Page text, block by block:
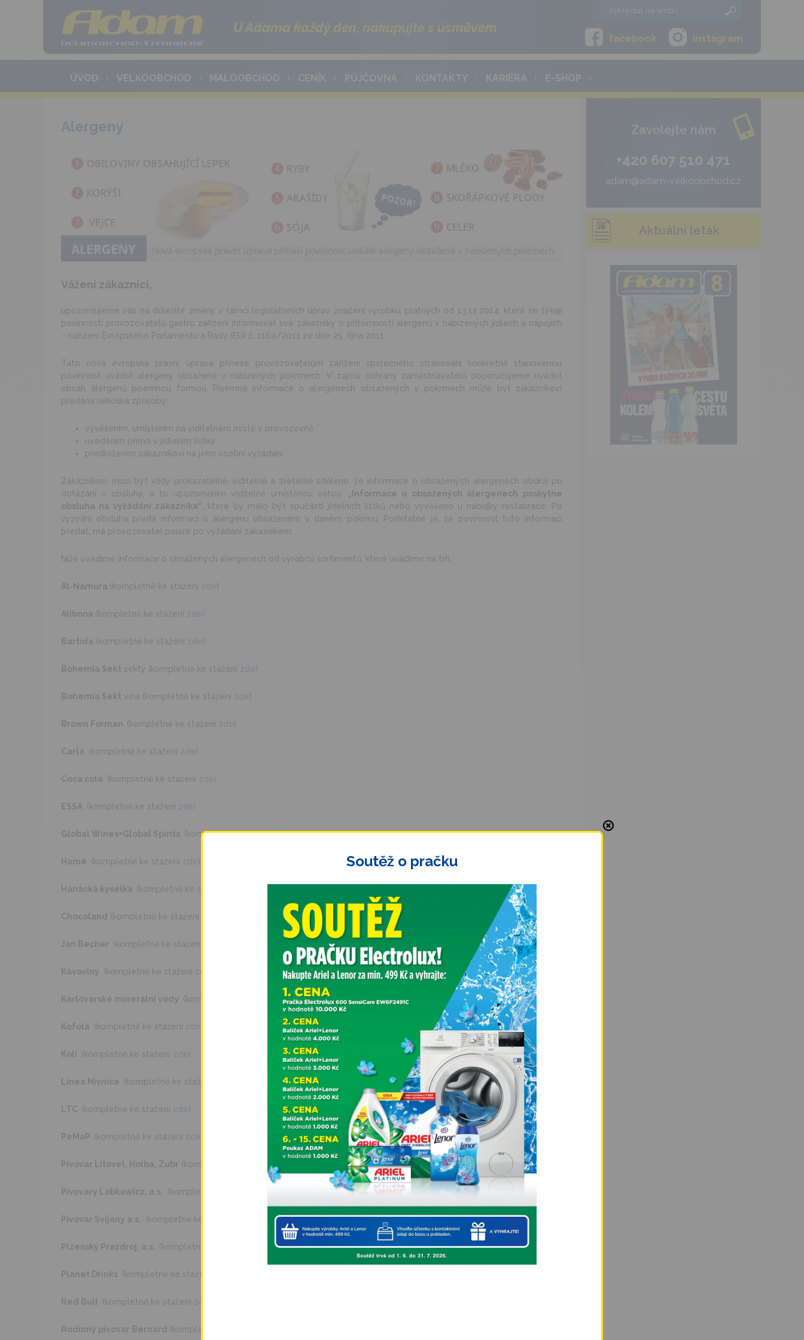
U Adama každý den, nakupujte s úsměvem
instagram
facebook
ÚVOD VELKOOBCHOD MALOOBCHOD CENÍK PŮJČOVNA KONTAKTY KARIÉRA E-SHOP
Alergeny
Vážení zákazníci,
upozorňujeme vás na důležité změny v rámci legislativních úprav značení výrobku, platných od 13.12.2014, které se týkají
povinnosti provozovatelů gastro zařízení informovat své zákazníky o přítomnosti alergenů v nabízených jídlech a nápojích
– nařízení Evropského Parlamentu a Rady (EU) č. 1169/2011 ze dne 25. října 2011.
Tato nová evropská právní úprava přinese provozovatelům zařízení společného stravování konkrétně stanovenou
povinnost uvádět alergeny obsažené v nabízených pokrmech. V zájmu ochrany zaměstnavatelů doporučujeme uvádět
obsah alergenů písemnou formou. Písemná informace o alergenech obsažených v pokrmech může být zákazníkovi
předána několika způsoby:
vyvěšením, umístěním na viditelném místě v provozovně
uvedením přímo v jídlením lístku
předložením zákazníkovi na jeho osobní vyžádání
Zákazníkovi musí být vždy prokazatelně, viditelně a zřetelně sděleno, že informace o obsažených alergenech obdrží po
dotázání u obsluhy, a to upozorněním viditelně umístěnou větou:
„Informace o obsažených alergenech poskytne
obsluha na vyžádání zákazníka“ , které by mělo být součástí jídelních lístků nebo vyvěšeno u nabídky restaurace. Po
vyzvání obsluha předá informaci o alergenu obsaženém v daném pokrmu. Podstatné je, že povinnost tuto informaci
předat, má provozovatel pouze po vyžádání zákazníkem.
Níže uvádíme informace o obsažených alergenech od výrobců sortimentů, které uvádíme na trh.
Al-Namura (kompletně ke stažení zde)
Alibona (kompletně ke stažení zde)
Bartida (kompletně ke stažení zde)
Bohemia Sekt sekty (kompletně ke stažení zde)
Bohemia Sekt vína (kompletně ke stažení zde)
Brown Forman (kompletně ke stažení zde)
Carla (kompletně ke stažení zde)
Coca cola (kompletně ke stažení zde)
ESSA (kompletně ke stažení zde)
Global Wines+Global Spirits (kompletně ke staženízde)
Hamé (kompletně ke stažení zde)
Hanácká kyselka (kompletně ke stažení
Chocoland (kompletně ke stažení
Jan Becher (kompletně ke stažení
Kávoviny (kompletně ke stažení zde
Karlovarské minerální vody (kompletně ke stažení zde)
Kofola (kompletně ke stažení zde
Koli (kompletně ke stažení zde)
Linea Nivnice (kompletně ke stažení
LTC (kompletně ke stažení zde)
PeMaP (kompletně ke stažení zde
Pivovar Litovel, Holba, Zubr (kompletně ke stažení zde
Pivovary Lobkowicz, a.s. (kompletně ke stažení
Pivovar Svijany a.s. (kompletně ke stažení
Plzeňský Prazdroj, a.s. (kompletně ke stažení
Planet Drinks (kompletně ke stažení
Red Bull (kompletně ke stažení zde
Rodinný pivovar Bernard (kompletně ke stažení
Zavolejte nám
+420 607 510 471
adam@adam-velkoobchod.cz
Aktuální leták
Soutěž o pračku